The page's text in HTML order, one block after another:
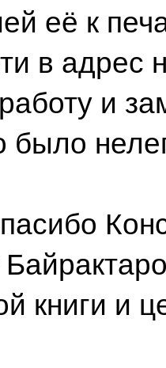
её к
в адрес
и
было
книги и